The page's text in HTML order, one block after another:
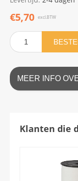
€5,70 excl.BTW
MEER INFO
Klanten die